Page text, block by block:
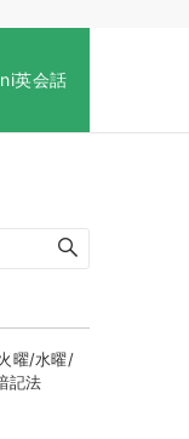
英会話
曜/水曜/
記法